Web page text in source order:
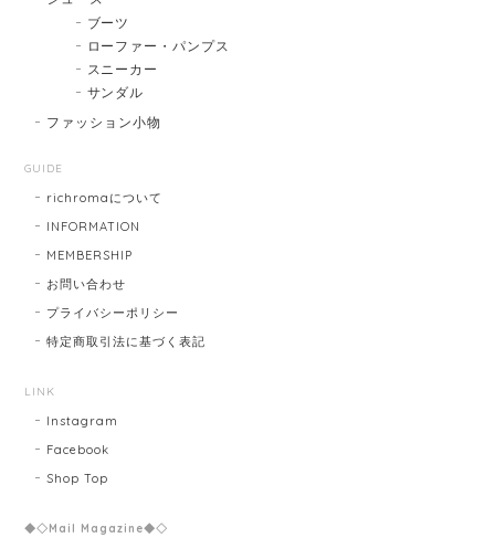
ブーツ
ローファー・パンプス
スニーカー
サンダル
ファッション小物
GUIDE
richromaについて
INFORMATION
MEMBERSHIP
お問い合わせ
プライバシーポリシー
特定商取引法に基づく表記
LINK
Instagram
Facebook
Shop Top
◆◇Mail Magazine◆◇